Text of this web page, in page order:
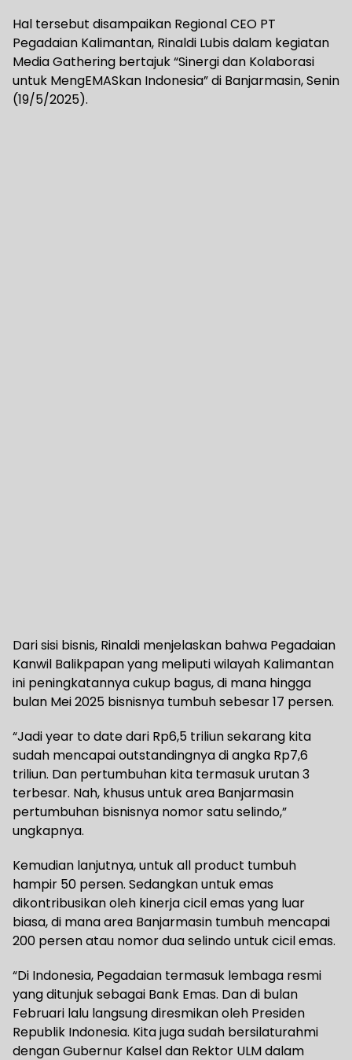
Hal tersebut disampaikan Regional CEO PT
Pegadaian Kalimantan, Rinaldi Lubis dalam kegiatan
Media Gathering bertajuk “Sinergi dan Kolaborasi
untuk MengEMASkan Indonesia” di Banjarmasin, Senin
(19/5/2025).
Dari sisi bisnis, Rinaldi menjelaskan bahwa Pegadaian
Kanwil Balikpapan yang meliputi wilayah Kalimantan
ini peningkatannya cukup bagus, di mana hingga
bulan Mei 2025 bisnisnya tumbuh sebesar 17 persen.
“Jadi year to date dari Rp6,5 triliun sekarang kita
sudah mencapai outstandingnya di angka Rp7,6
triliun. Dan pertumbuhan kita termasuk urutan 3
terbesar. Nah, khusus untuk area Banjarmasin
pertumbuhan bisnisnya nomor satu selindo,”
ungkapnya.
Kemudian lanjutnya, untuk all product tumbuh
hampir 50 persen. Sedangkan untuk emas
dikontribusikan oleh kinerja cicil emas yang luar
biasa, di mana area Banjarmasin tumbuh mencapai
200 persen atau nomor dua selindo untuk cicil emas.
“Di Indonesia, Pegadaian termasuk lembaga resmi
yang ditunjuk sebagai Bank Emas. Dan di bulan
Februari lalu langsung diresmikan oleh Presiden
Republik Indonesia. Kita juga sudah bersilaturahmi
dengan Gubernur Kalsel dan Rektor ULM dalam